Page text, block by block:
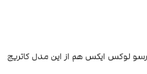
لوکس ایکس هم از این مدل کاتریج